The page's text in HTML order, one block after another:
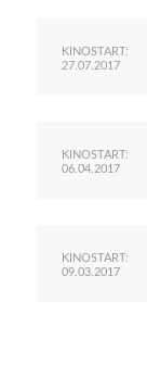
KINOSTART:
27.07.2017
KINOSTART:
06.04.2017
KINOSTART:
09.03.2017